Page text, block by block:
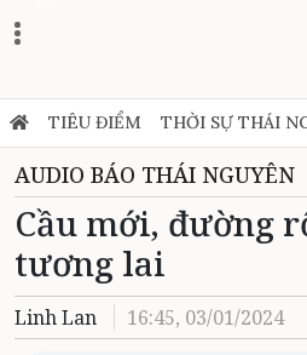
TIÊU ĐIỂM THỜI SỰ THÁI
AUDIO BÁO THÁI NGUYÊN
Cầu mới, đường
tương lai
Linh Lan 16:45, 03/01/2024